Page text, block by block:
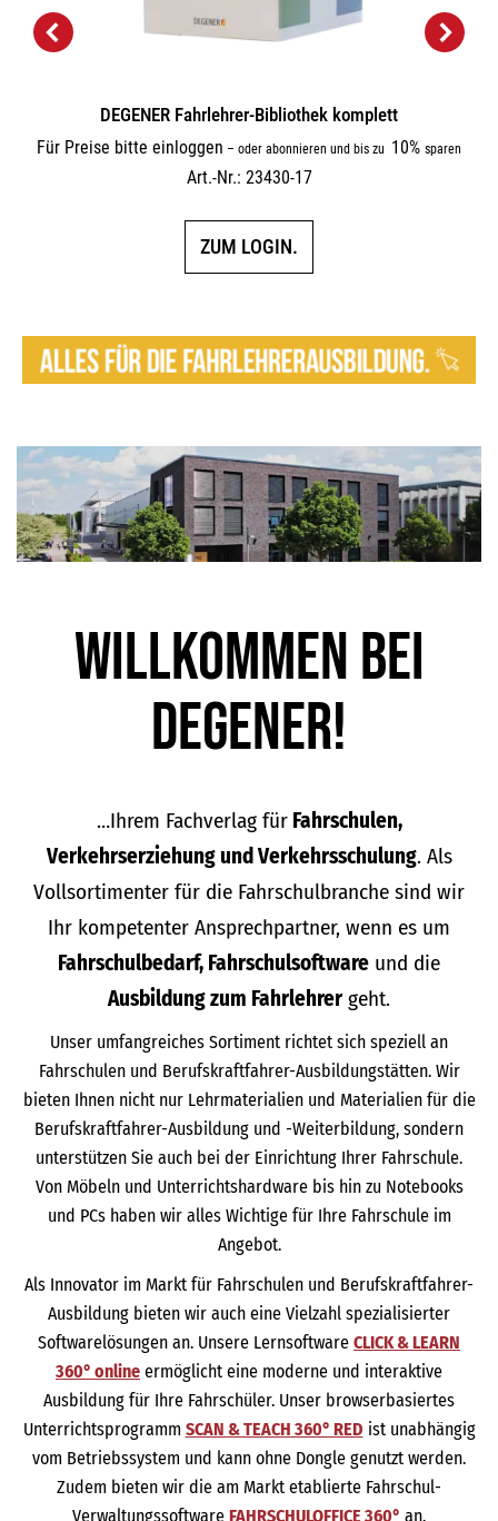
DEGENER Fahrlehrer-Bibliothek komplett
Für Preise bitte einloggen – oder abonnieren und bis zu 10% sparen
Art.-Nr.: 23430-17
ZUM LOGIN.
Willkommen bei
DEGENER!
…Ihrem Fachverlag fürFahrschulen,
Verkehrserziehung und Verkehrsschulung. Als
Vollsortimenter für die Fahrschulbranche sind wir
Ihr kompetenter Ansprechpartner, wenn es um
Fahrschulbedarf, Fahrschulsoftware und die
Ausbildung zum Fahrlehrer geht.
Unser umfangreiches Sortiment richtet sich speziell an
Fahrschulen und Berufskraftfahrer-Ausbildungstätten. Wir
bieten Ihnen nicht nur Lehrmaterialien und Materialien für die
Berufskraftfahrer-Ausbildung und -Weiterbildung, sondern
unterstützen Sie auch bei der Einrichtung Ihrer Fahrschule.
Von Möbeln und Unterrichtshardware bis hin zu Notebooks
und PCs haben wir alles Wichtige für Ihre Fahrschule im
Angebot.
Als Innovator im Markt für Fahrschulen und Berufskraftfahrer-
Ausbildung bieten wir auch eine Vielzahl spezialisierter
Softwarelösungen an. Unsere Lernsoftware CLICK & LEARN
360° online ermöglicht eine moderne und interaktive
Ausbildung für Ihre Fahrschüler. Unser browserbasiertes
Unterrichtsprogramm SCAN & TEACH 360° RED ist unabhängig
vom Betriebssystem und kann ohne Dongle genutzt werden.
Zudem bieten wir die am Markt etablierte Fahrschul-
Verwaltungssoftware FAHRSCHULOFFICE 360° an.